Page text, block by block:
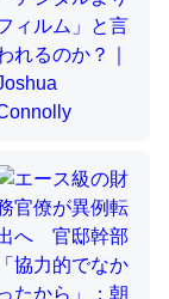
た。調べたら
度。
はなぜ海にいな